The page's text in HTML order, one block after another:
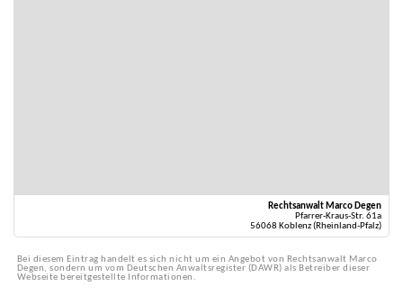
Rechtsanwalt Marco Degen
Pfarrer-Kraus-Str. 61a
56068 Koblenz (Rheinland-Pfalz)
Bei diesem Eintrag handelt es sich nicht um ein Angebot von Rechtsanwalt Marco
Degen, sondern um vom Deutschen Anwaltsregister (DAWR) als Betreiber dieser
Webseite bereitgestellte Informationen.